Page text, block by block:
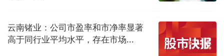
云南锗业：公司市盈率和市净率显著
高于同行业平均水平，存在市场...